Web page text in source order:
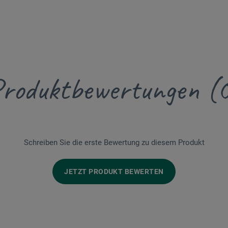
Schreiben Sie die erste Bewertung zu diesem Produkt
JETZT PRODUKT BEWERTEN